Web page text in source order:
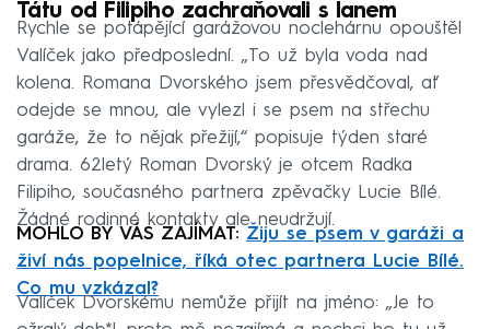
Tátu od Filipiho zachraňovali s lanem
Rychle se potápějící garážovou noclehárnu opouštěl
Valíček jako předposlední. „To už byla voda nad
kolena. Romana Dvorského jsem přesvědčoval, ať
odejde se mnou, ale vylezl i se psem na střechu
garáže, že to nějak přežijí,“ popisuje týden staré
drama. 62letý Roman Dvorský je otcem Radka
Filipiho, současného partnera zpěvačky Lucie Bílé.
Žádné rodinné kontakty ale neudržují.
MOHLO BY VÁS ZAJÍMAT: Žiju se psem v garáži a
živí nás popelnice, říká otec partnera Lucie Bílé.
Co mu vzkázal?
Valíček Dvorskému nemůže přijít na jméno: „Je to